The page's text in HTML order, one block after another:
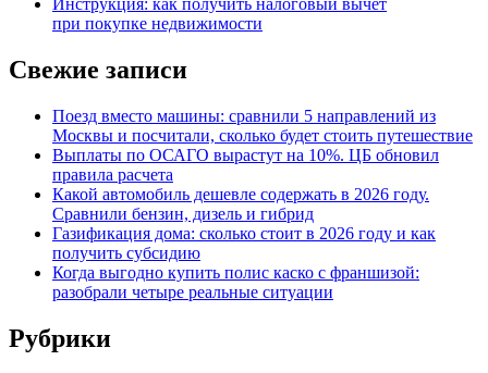
при покупке недвижимости
Свежие записи
Поезд вместо машины: сравнили 5 направлений из
Москвы и посчитали, сколько будет стоить путешествие
Выплаты по ОСАГО вырастут на 10%. ЦБ обновил
правила расчета
Какой автомобиль дешевле содержать в 2026 году.
Сравнили бензин, дизель и гибрид
Газификация дома: сколько стоит в 2026 году и как
получить субсидию
Когда выгодно купить полис каско с франшизой:
разобрали четыре реальные ситуации
Рубрики